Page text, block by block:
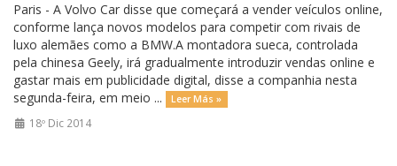
Paris - A Volvo Car disse que começará a vender veículos online,
conforme lança novos modelos para competir com rivais de
luxo alemães como a BMW.A montadora sueca, controlada
pela chinesa Geely, irá gradualmente introduzir vendas online e
gastar mais em publicidade digital, disse a companhia nesta
segunda-feira, em meio ...
Leer Más »
18º Dic 2014